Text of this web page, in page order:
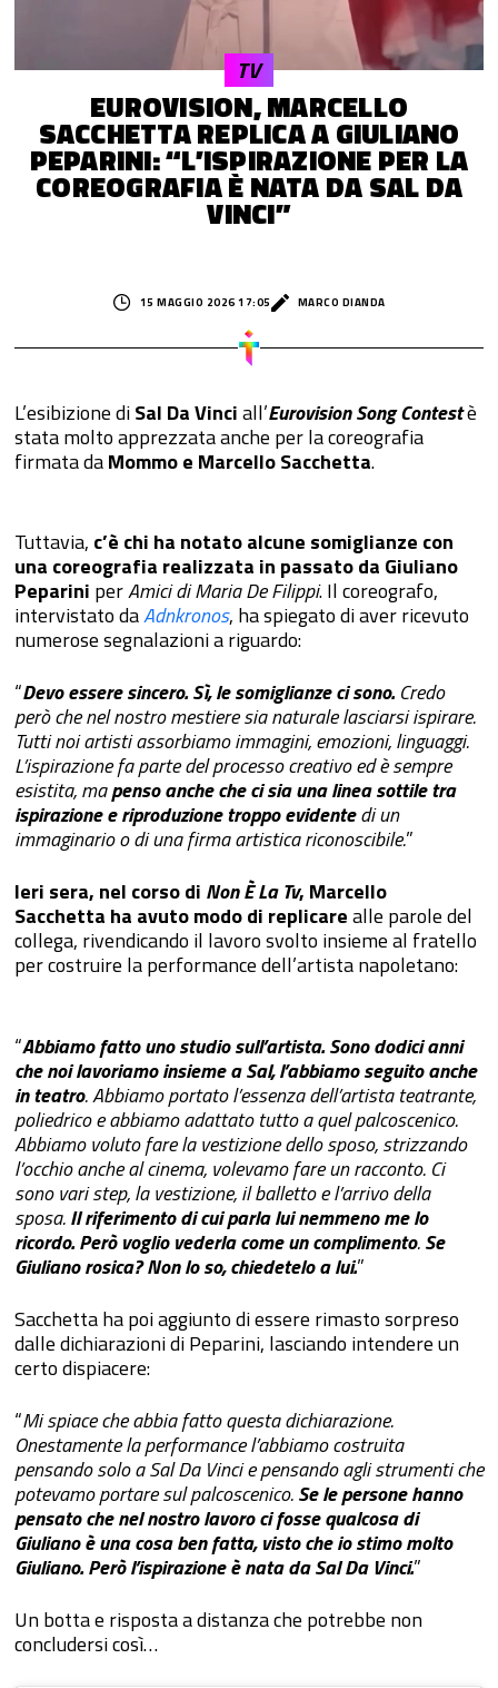
EUROVISION, MARCELLO
SACCHETTA REPLICA A GIULIANO
PEPARINI: “L’ISPIRAZIONE PER LA
COREOGRAFIA È NATA DA SAL DA
VINCI”
TV
15 MAGGIO 2026 17:05 MARCO DIANDA
L’esibizione diSal Da Vinciall’Eurovision Song Contestè
stata molto apprezzata anche per la coreografia
firmata daMommo e Marcello Sacchetta.
Tuttavia, c’è chi ha notato alcune somiglianze con
una coreografia realizzata in passato da Giuliano
Peparini perAmici di Maria De Filippi. Il coreografo,
intervistato daAdnkronos, ha spiegato di aver ricevuto
numerose segnalazioni a riguardo:
“Devo essere sincero. Sì, le somiglianze ci sono.Credo
però che nel nostro mestiere sia naturale lasciarsi ispirare.
Tutti noi artisti assorbiamo immagini, emozioni, linguaggi.
L’ispirazione fa parte del processo creativo ed è sempre
esistita, mapenso anche che ci sia una linea sottile tra
ispirazione e riproduzione troppo evidentedi un
immaginario o di una firma artistica riconoscibile.”
Ieri sera, nel corso di Non È La Tv, Marcello
Sacchetta ha avuto modo di replicarealle parole del
collega, rivendicando il lavoro svolto insieme al fratello
per costruire la performance dell’artista napoletano:
“Abbiamo fatto uno studio sull’artista. Sono dodici anni
che noi lavoriamo insieme a Sal, l’abbiamo seguito anche
in teatro. Abbiamo portato l’essenza dell’artista teatrante,
poliedrico e abbiamo adattato tutto a quel palcoscenico.
Abbiamo voluto fare la vestizione dello sposo, strizzando
l’occhio anche al cinema, volevamo fare un racconto. Ci
sono vari step, la vestizione, il balletto e l’arrivo della
sposa.Il riferimento di cui parla lui nemmeno me lo
ricordo. Però voglio vederla come un complimento.Se
Giuliano rosica? Non lo so, chiedetelo a lui.”
Sacchetta ha poi aggiunto di essere rimasto sorpreso
dalle dichiarazioni di Peparini, lasciando intendere un
certo dispiacere:
“Mi spiace che abbia fatto questa dichiarazione.
Onestamente la performance l’abbiamo costruita
pensando solo a Sal Da Vinci e pensando agli strumenti che
potevamo portare sul palcoscenico.Se le persone hanno
pensato che nel nostro lavoro ci fosse qualcosa di
Giuliano è una cosa ben fatta, visto che io stimo molto
Giuliano. Però l’ispirazione è nata da Sal Da Vinci.”
Un botta e risposta a distanza che potrebbe non
concludersi così…